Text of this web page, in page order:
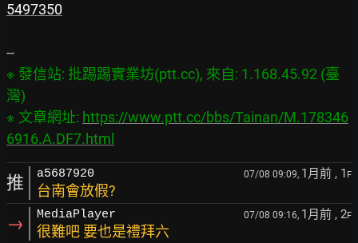
5497350
※ 發信站: 批踢踢實業坊(ptt.cc), 來自: 1.168.45.92 (臺
灣)
※ 文章網址: https://www.ptt.cc/bbs/Tainan/M.178346
6916.A.DF7.html
推 a5687920 07/08 09:09, 1月前 , 1 F
台南會放假?
→ MediaPlayer 07/08 09:16, 1月前 , 2F
很難吧 要也是禮拜六